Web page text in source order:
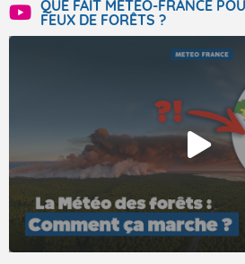
QUE FAIT MÉTÉO-FRANCE
FEUX DE FORÊTS ?